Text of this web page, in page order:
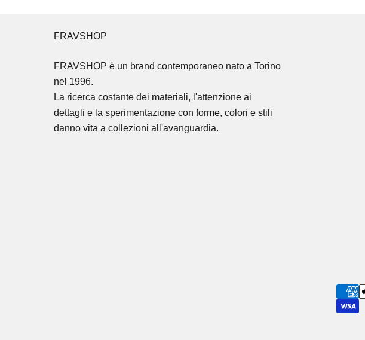
FRAVSHOP
FRAVSHOP è un brand contemporaneo nato a Torino
nel 1996.
La ricerca costante dei materiali, l'attenzione ai
dettagli e la sperimentazione con forme, colori e stili
danno vita a collezioni all'avanguardia.